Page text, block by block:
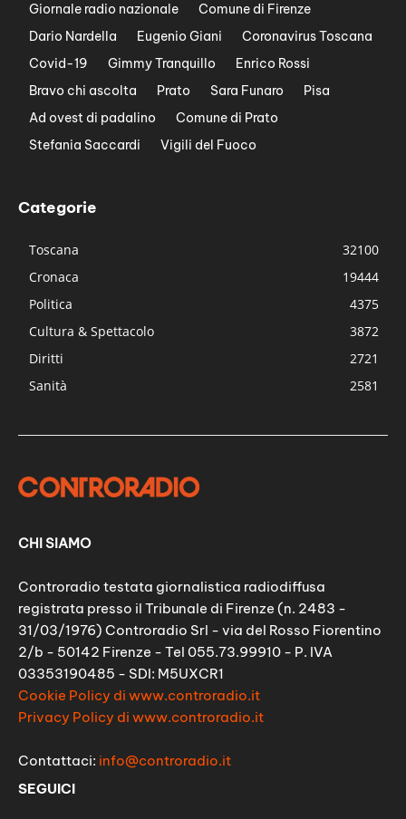
Giornale radio nazionale
Comune di Firenze
Dario Nardella
Eugenio Giani
Coronavirus Toscana
Covid-19
Gimmy Tranquillo
Enrico Rossi
Bravo chi ascolta
Prato Sara Funaro
Pisa
Ad ovest di padalino
Comune di Prato
Stefania Saccardi
Vigili del Fuoco
Categorie
Toscana
32100
Cronaca
19444
Politica
4375
Cultura & Spettacolo
3872
Diritti
2721
Sanità
2581
CHI SIAMO
Controradio testata giornalistica radiodiffusa
registrata presso il Tribunale di Firenze (n. 2483 -
31/03/1976) Controradio Srl - via del Rosso Fiorentino
2/b - 50142 Firenze - Tel 055.73.99910 - P. IVA
03353190485 - SDI: M5UXCR1
Cookie Policy di www.controradio.it
Privacy Policy di www.controradio.it
Contattaci: info@controradio.it
SEGUICI